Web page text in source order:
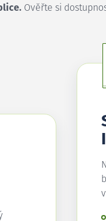
Ověřte si